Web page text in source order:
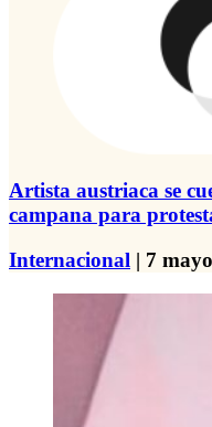
Artista austriaca se
campana para
Internacional | 7